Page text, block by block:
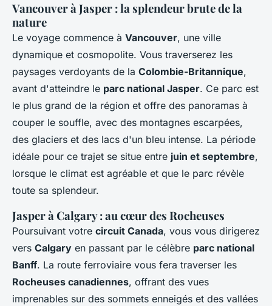
Vancouver à Jasper : la splendeur brute de la
nature
Le voyage commence à Vancouver, une ville
dynamique et cosmopolite. Vous traverserez les
paysages verdoyants de la Colombie-Britannique,
avant d'atteindre le parc national Jasper. Ce parc est
le plus grand de la région et offre des panoramas à
couper le souffle, avec des montagnes escarpées,
des glaciers et des lacs d'un bleu intense. La période
idéale pour ce trajet se situe entre juin et septembre,
lorsque le climat est agréable et que le parc révèle
toute sa splendeur.
Jasper à Calgary : au cœur des Rocheuses
Poursuivant votre circuit Canada, vous vous dirigerez
vers Calgary en passant par le célèbre parc national
Banff. La route ferroviaire vous fera traverser les
Rocheuses canadiennes, offrant des vues
imprenables sur des sommets enneigés et des vallées